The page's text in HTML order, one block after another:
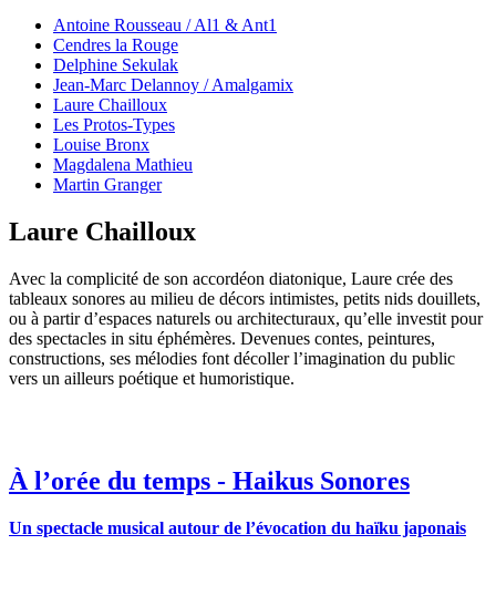
Antoine Rousseau / Al1 & Ant1
Cendres la Rouge
Delphine Sekulak
Jean-Marc Delannoy / Amalgamix
Laure Chailloux
Les Protos-Types
Louise Bronx
Magdalena Mathieu
Martin Granger
Laure Chailloux
Avec la complicité de son accordéon diatonique, Laure crée des
tableaux sonores au milieu de décors intimistes, petits nids douillets,
ou à partir d’espaces naturels ou architecturaux, qu’elle investit pour
des spectacles in situ éphémères. Devenues contes, peintures,
constructions, ses mélodies font décoller l’imagination du public
vers un ailleurs poétique et humoristique.
À l’orée du temps - Haikus Sonores
Un spectacle musical autour de l’évocation du haïku japonais